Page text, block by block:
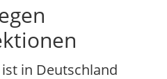
ist in Deutschland